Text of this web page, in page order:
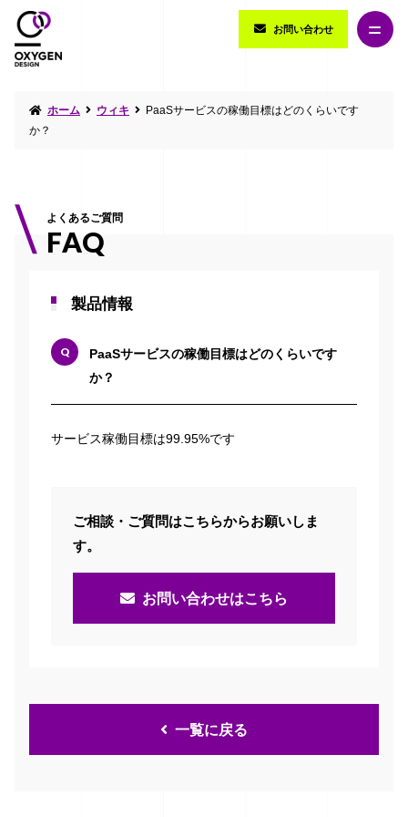
お問い合わせ
ホーム ウィキ
PaaSサービスの稼働目標はどのくらいです
か？
よくあるご質問
FAQ
製品情報
PaaSサービスの稼働目標はどのくらいです
か？
サービス稼働目標は99.95%です
ご相談・ご質問はこちらからお願いしま
す。
お問い合わせはこちら
一覧に戻る